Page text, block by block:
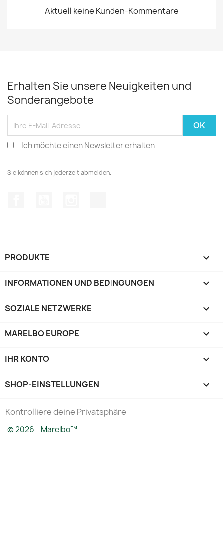
Aktuell keine Kunden-Kommentare
Erhalten Sie unsere Neuigkeiten und
Sonderangebote
Ich möchte einen Newsletter erhalten
Sie können sich jederzeit abmelden.
PRODUKTE 
INFORMATIONEN UND BEDINGUNGEN 
SOZIALE NETZWERKE 
MARELBO EUROPE 
IHR KONTO 
SHOP-EINSTELLUNGEN keyboard_arrow_down
Kontrolliere deine Privatsphäre
© 2026 - Marelbo™